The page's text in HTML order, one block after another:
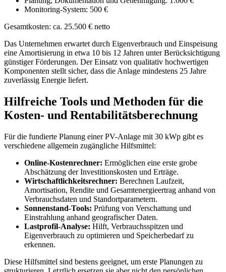
Monitoring-System: 500 €
Gesamtkosten: ca. 25.500 € netto
Das Unternehmen erwartet durch Eigenverbrauch und Einspeisung
eine Amortisierung in etwa 10 bis 12 Jahren unter Berücksichtigung
günstiger Förderungen. Der Einsatz von qualitativ hochwertigen
Komponenten stellt sicher, dass die Anlage mindestens 25 Jahre
zuverlässig Energie liefert.
Hilfreiche Tools und Methoden für die
Kosten- und Rentabilitätsberechnung
Für die fundierte Planung einer PV-Anlage mit 30 kWp gibt es
verschiedene allgemein zugängliche Hilfsmittel:
Online-Kostenrechner: Ermöglichen eine erste grobe
Abschätzung der Investitionskosten und Erträge.
Wirtschaftlichkeitsrechner: Berechnen Laufzeit,
Amortisation, Rendite und Gesamtenergieertrag anhand von
Verbrauchsdaten und Standortparametern.
Sonnenstand-Tools: Prüfung von Verschattung und
Einstrahlung anhand geografischer Daten.
Lastprofil-Analyse: Hilft, Verbrauchsspitzen und
Eigenverbrauch zu optimieren und Speicherbedarf zu
erkennen.
Diese Hilfsmittel sind bestens geeignet, um erste Planungen zu